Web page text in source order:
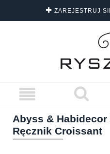
ZAREJESTRUJ
DARMOWA DOSTAWA
Abyss & Habidecor
Ręcznik Croissant